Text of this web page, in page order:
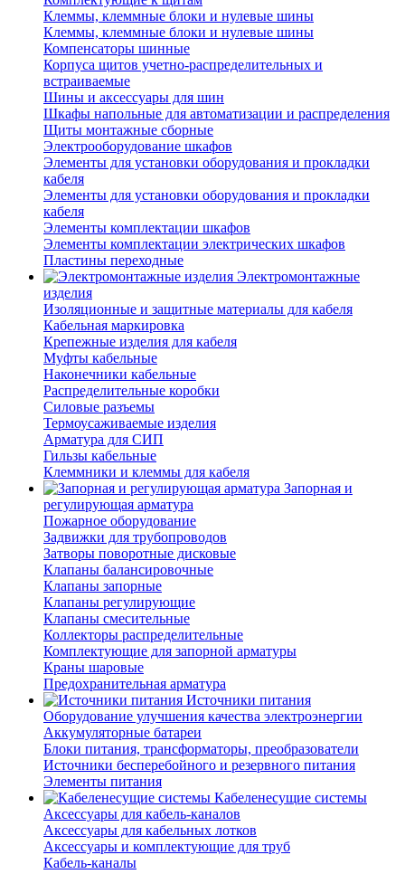
Клеммы, клеммные блоки и нулевые шины
Клеммы, клеммные блоки и нулевые шины
Компенсаторы шинные
Корпуса щитов учетно-распределительных и
встраиваемые
Шины и аксессуары для шин
Шкафы напольные для автоматизации и распределения
Щиты монтажные сборные
Электрооборудование шкафов
Элементы для установки оборудования и прокладки
кабеля
Элементы для установки оборудования и прокладки
кабеля
Элементы комплектации шкафов
Элементы комплектации электрических шкафов
Пластины переходные
Электромонтажные
изделия
Изоляционные и защитные материалы для кабеля
Кабельная маркировка
Крепежные изделия для кабеля
Муфты кабельные
Наконечники кабельные
Распределительные коробки
Силовые разъемы
Термоусаживаемые изделия
Арматура для СИП
Гильзы кабельные
Клеммники и клеммы для кабеля
Запорная и
регулирующая арматура
Пожарное оборудование
Задвижки для трубопроводов
Затворы поворотные дисковые
Клапаны балансировочные
Клапаны запорные
Клапаны регулирующие
Клапаны смесительные
Коллекторы распределительные
Комплектующие для запорной арматуры
Краны шаровые
Предохранительная арматура
Источники питания
Оборудование улучшения качества электроэнергии
Аккумуляторные батареи
Блоки питания, трансформаторы, преобразователи
Источники бесперебойного и резервного питания
Элементы питания
Кабеленесущие системы
Аксессуары для кабель-каналов
Аксессуары для кабельных лотков
Аксессуары и комплектующие для труб
Кабель-каналы